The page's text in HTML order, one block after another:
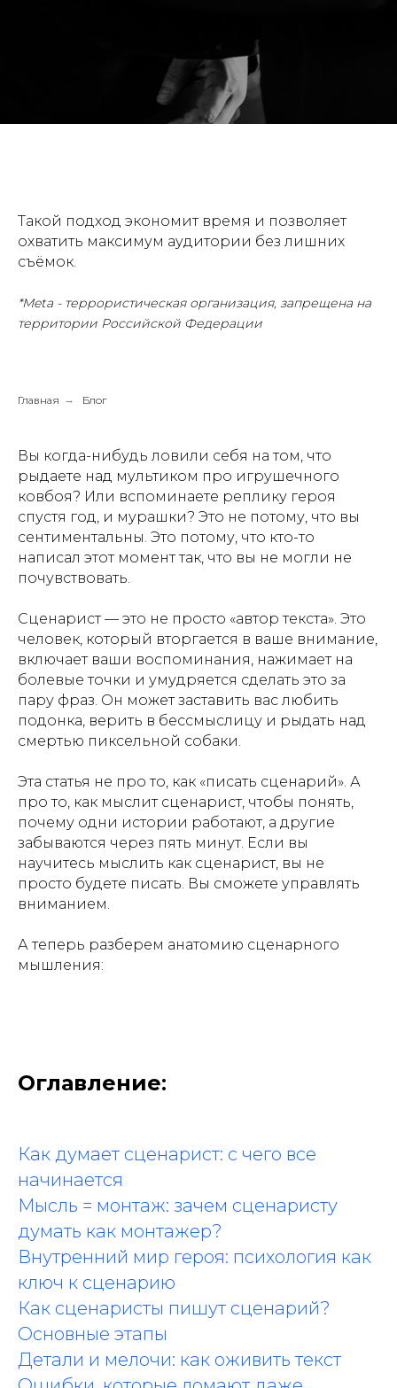
Такой подход экономит время и позволяет
охватить максимум аудитории без лишних
съёмок.
*Meta - террористическая организация, запрещена на
территории Российской Федерации
Главная → Блог
Вы когда-нибудь ловили себя на том, что
рыдаете над мультиком про игрушечного
ковбоя? Или вспоминаете реплику героя
спустя год, и мурашки? Это не потому, что вы
сентиментальны. Это потому, что кто-то
написал этот момент так, что вы не могли не
почувствовать.
Сценарист — это не просто «автор текста». Это
человек, который вторгается в ваше внимание,
включает ваши воспоминания, нажимает на
болевые точки и умудряется сделать это за
пару фраз. Он может заставить вас любить
подонка, верить в бессмыслицу и рыдать над
смертью пиксельной собаки.
Эта статья не про то, как «писать сценарий». А
про то, как мыслит сценарист, чтобы понять,
почему одни истории работают, а другие
забываются через пять минут. Если вы
научитесь мыслить как сценарист, вы не
просто будете писать. Вы сможете управлять
вниманием.
А теперь разберем анатомию сценарного
мышления:
Оглавление:
Как думает сценарист: с чего все
начинается
Мысль = монтаж: зачем сценаристу
думать как монтажер?
Внутренний мир героя: психология как
ключ к сценарию
Как сценаристы пишут сценарий?
Основные этапы
Детали и мелочи: как оживить текст